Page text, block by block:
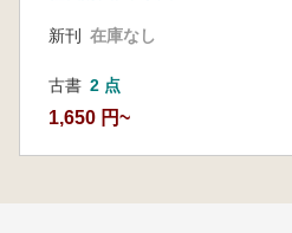
新刊 在庫なし
古書 2 点
1,650 円~